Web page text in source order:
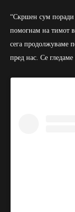
“Скршен сум
помогнам на тимот
сега продолжуваме
пред нас. Се гледаме